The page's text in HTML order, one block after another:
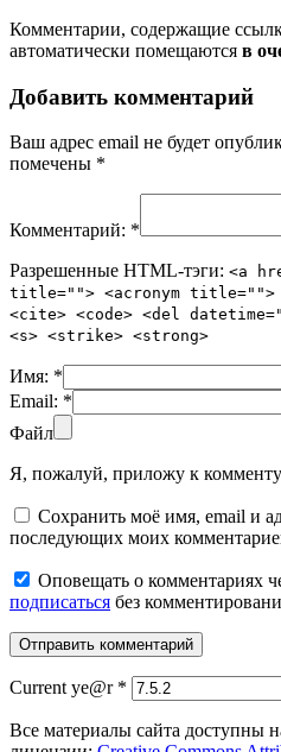
Комментарии, содержащие
автоматически помещаются в
Добавить комментарий
Ваш адрес email не будет
помечены *
Комментарий: *
Разрешенные HTML-тэги: <a
title=""> <acronym title="">
<cite> <code> <del
<s> <strike> <strong>
Имя: *
Email: *
Файл
Я, пожалуй, приложу к комменту
Сохранить моё имя, email и
последующих моих
Оповещать о комментариях
подписаться без
Current ye@r *
Все материалы сайта доступны